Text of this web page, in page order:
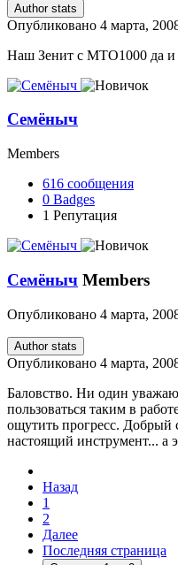
Author stats
Опубликовано 4 марта,
Наш Зенит с МТО1000 да
Семёныч
Members
616 сообщения
0 Badges
1 Репутация
Семёныч Members
Опубликовано 4 марта,
Author stats
Опубликовано 4 марта,
Баловство. Ни один
пользоваться таким в
ощутить прогресс. Добрый
настоящий инструмент... а
Назад
1
2
Далее
Последняя страница